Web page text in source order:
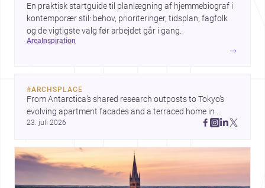
En praktisk startguide til planlægning af hjemmebiograf i
kontemporær stil: behov, prioriteringer, tidsplan, fagfolk
og de vigtigste valg før arbejdet går i gang.
area inspiration
→
#ARCHSPLACE
From Antarctica’s shared research outposts to Tokyo’s
evolving apartment facades and a terraced home in
Amman, these projects show how architecture adapts to
23. juli 2026